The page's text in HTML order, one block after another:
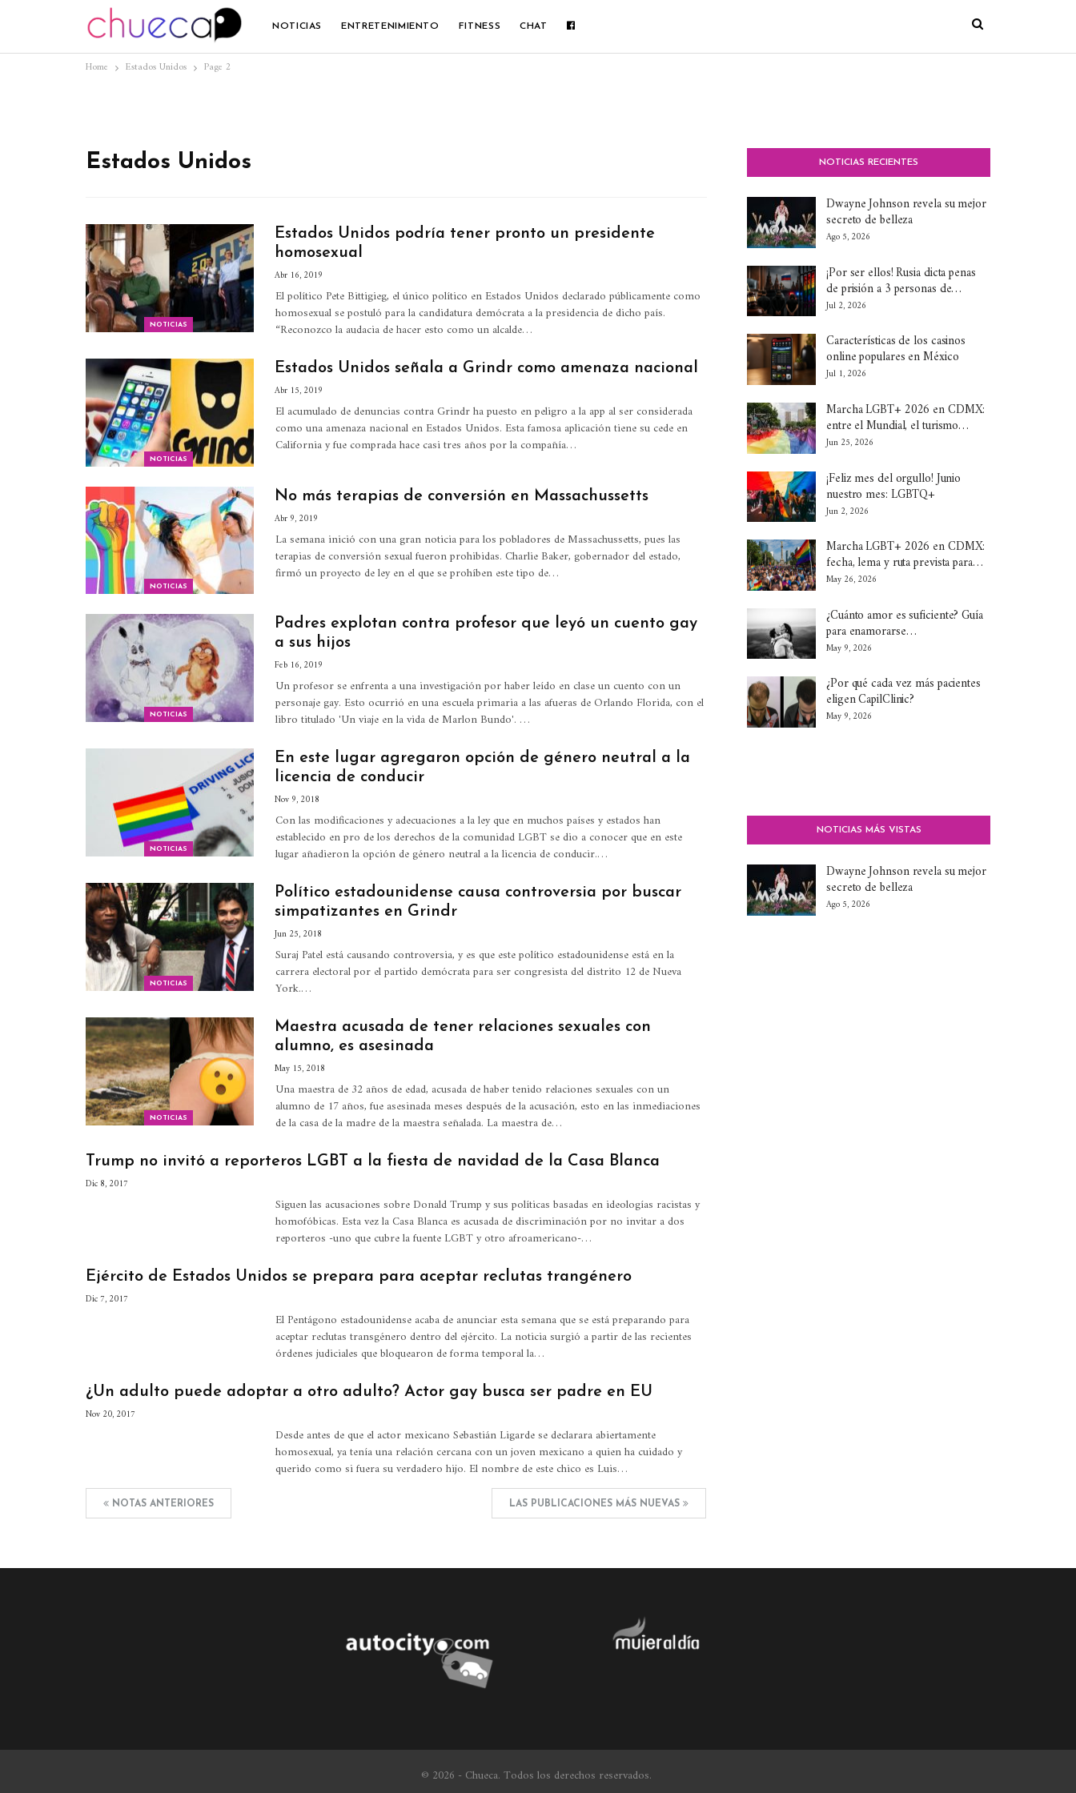
NOTICIAS ENTRETENIMIENTO FITNESS CHAT
Home Estados Unidos Page 2
Estados Unidos
NOTICIAS
Estados Unidos podría tener pronto un presidente
homosexual
Abr 16, 2019
El político Pete Bittigieg, el único político en Estados Unidos declarado públicamente como
homosexual se postuló para la candidatura demócrata a la presidencia de dicho país.
“Reconozco la audacia de hacer esto como un alcalde…
NOTICIAS
Estados Unidos señala a Grindr como amenaza nacional
Abr 15, 2019
El acumulado de denuncias contra Grindr ha puesto en peligro a la app al ser considerada
como una amenaza nacional en Estados Unidos. Esta famosa aplicación tiene su cede en
California y fue comprada hace casi tres años por la compañía…
NOTICIAS
No más terapias de conversión en Massachussetts
Abr 9, 2019
La semana inició con una gran noticia para los pobladores de Massachussetts, pues las
terapias de conversión sexual fueron prohibidas. Charlie Baker, gobernador del estado,
firmó un proyecto de ley en el que se prohíben este tipo de…
NOTICIAS
Padres explotan contra profesor que leyó un cuento gay
a sus hijos
Feb 16, 2019
Un profesor se enfrenta a una investigación por haber leído en clase un cuento con un
personaje gay. Esto ocurrió en una escuela primaria a las afueras de Orlando Florida, con el
libro titulado 'Un viaje en la vida de Marlon Bundo'. …
NOTICIAS
En este lugar agregaron opción de género neutral a la
licencia de conducir
Nov 9, 2018
Con las modificaciones y adecuaciones a la ley que en muchos países y estados han
establecido en pro de los derechos de la comunidad LGBT se dio a conocer que en este
lugar añadieron la opción de género neutral a la licencia de conducir.…
NOTICIAS
Político estadounidense causa controversia por buscar
simpatizantes en Grindr
Jun 25, 2018
Suraj Patel está causando controversia, y es que este político estadounidense está en la
carrera electoral por el partido demócrata para ser congresista del distrito 12 de Nueva
York.…
NOTICIAS
Maestra acusada de tener relaciones sexuales con
alumno, es asesinada
May 15, 2018
Una maestra de 32 años de edad, acusada de haber tenido relaciones sexuales con un
alumno de 17 años, fue asesinada meses después de la acusación, esto en las inmediaciones
de la casa de la madre de la maestra señalada. La maestra de…
Trump no invitó a reporteros LGBT a la fiesta de navidad de la Casa Blanca
Dic 8, 2017
Siguen las acusaciones sobre Donald Trump y sus políticas basadas en ideologías racistas y
homofóbicas. Esta vez la Casa Blanca es acusada de discriminación por no invitar a dos
reporteros -uno que cubre la fuente LGBT y otro afroamericano-…
Ejército de Estados Unidos se prepara para aceptar reclutas trangénero
Dic 7, 2017
El Pentágono estadounidense acaba de anunciar esta semana que se está preparando para
aceptar reclutas transgénero dentro del ejército. La noticia surgió a partir de las recientes
órdenes judiciales que bloquearon de forma temporal la…
¿Un adulto puede adoptar a otro adulto? Actor gay busca ser padre en EU
Nov 20, 2017
Desde antes de que el actor mexicano Sebastián Ligarde se declarara abiertamente
homosexual, ya tenía una relación cercana con un joven mexicano a quien ha cuidado y
querido como si fuera su verdadero hijo. El nombre de este chico es Luis…
NOTAS ANTERIORES LAS PUBLICACIONES MÁS NUEVAS
NOTICIAS RECIENTES
Dwayne Johnson revela su mejor
secreto de belleza
Ago 5, 2026
¡Por ser ellos! Rusia dicta penas
de prisión a 3 personas de…
Jul 2, 2026
Características de los casinos
online populares en México
Jul 1, 2026
Marcha LGBT+ 2026 en CDMX:
entre el Mundial, el turismo…
Jun 25, 2026
¡Feliz mes del orgullo! Junio
nuestro mes: LGBTQ+
Jun 2, 2026
Marcha LGBT+ 2026 en CDMX:
fecha, lema y ruta prevista para…
May 26, 2026
¿Cuánto amor es suficiente? Guía
para enamorarse…
May 9, 2026
¿Por qué cada vez más pacientes
eligen CapilClinic?
May 9, 2026
NOTICIAS MÁS VISTAS
Dwayne Johnson revela su mejor
secreto de belleza
Ago 5, 2026
© 2026 - Chueca. Todos los derechos reservados.